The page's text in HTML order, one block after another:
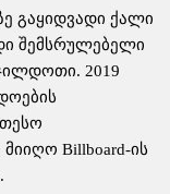
გაყიდვადი ქალი
შემსრულებელი
2019
Billboard-ის